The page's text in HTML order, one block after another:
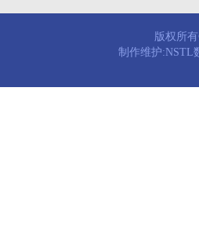
版权所
制作维护:NSTL